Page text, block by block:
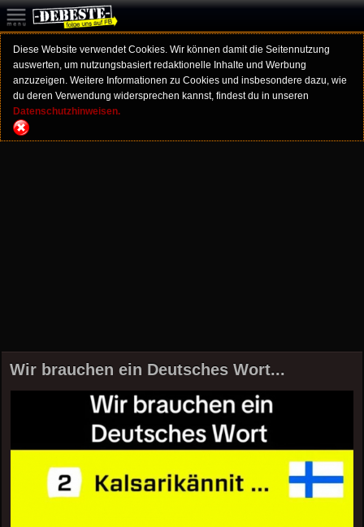
Diese Website verwendet Cookies. Wir können damit die Seitennutzung
auswerten, um nutzungsbasiert redaktionelle Inhalte und Werbung
anzuzeigen. Weitere Informationen zu Cookies und insbesondere dazu, wie
du deren Verwendung widersprechen kannst, findest du in unseren
Datenschutzhinweisen.
Wir brauchen ein Deutsches Wort...